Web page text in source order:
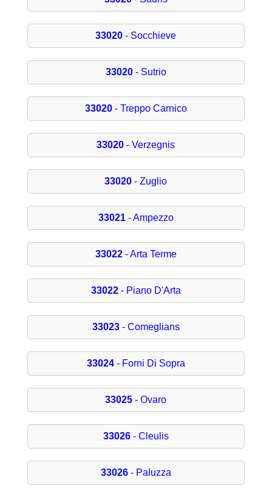
33020 - Socchieve
33020- Sutrio
33020- Treppo Carnico
33020 - Verzegnis
33020 - Zuglio
33021- Ampezzo
33022- Arta Terme
33022- Piano D'Arta
33023- Comeglians
33024- Forni Di Sopra
33025 - Ovaro
33026- Cleulis
33026- Paluzza